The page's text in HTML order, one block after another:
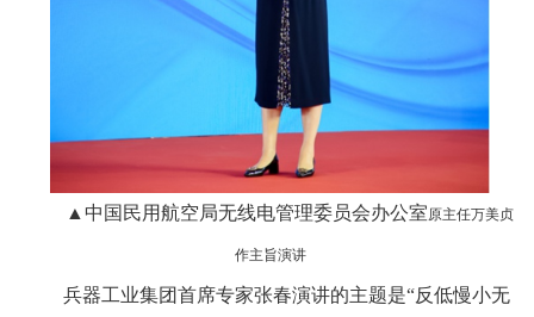
▲中国民用航空局无线电管理委员会办公室原主任万美贞
作主旨演讲
兵器工业集团首席专家张春演讲的主题是“反低慢小无